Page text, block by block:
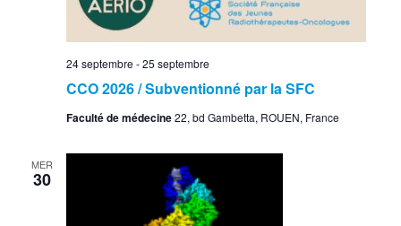
CCO 2026 / Subventionné par la SFC
24 septembre -25 septembre
Faculté de médecine22, bd Gambetta, ROUEN, France
MER
30